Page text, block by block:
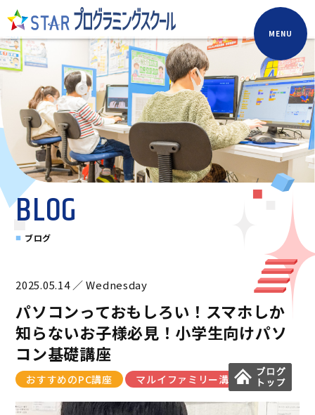
MENU
BLOG
ブログ
2025.05.14 ／ Wednesday
パソコンっておもしろい！スマホしか
知らないお子様必見！小学生向けパソ
コン基礎講座
おすすめのPC講座 マルイファミリー溝口教室